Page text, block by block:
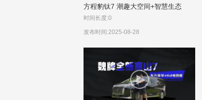
方程豹钛7 潮趣大空间+智慧生态
时间长度:0
发布时间:2025-08-28